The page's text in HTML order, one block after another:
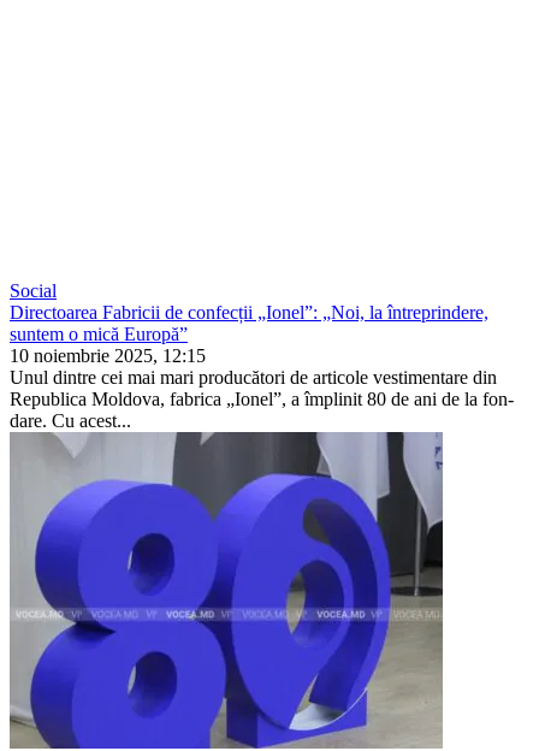
Social
Directoarea Fabricii de confecții „Ionel”: „Noi, la întreprindere,
suntem o mică Europă”
10 noiembrie 2025, 12:15
Unul dintre cei mai mari producă­tori de articole vestimentare din
Republica Moldova, fabrica „Io­nel”, a împlinit 80 de ani de la fon­
dare. Cu acest...